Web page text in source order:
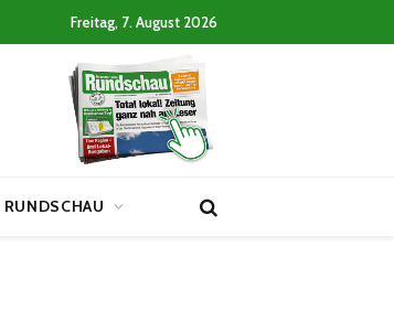
Freitag, 7. August 2026
RUNDSCHAU